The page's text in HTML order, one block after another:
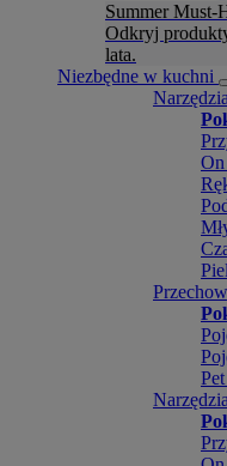
Summer Must-
Odkryj
lata.
Niezbędne w kuchni